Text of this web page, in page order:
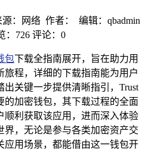
源：网络 作者： 编辑：qbadmin
：726 评论：0
包下载全指南展开，旨在助力用
旅程，详细的下载指南能为用户
出关键一步提供清晰指引，Trust
的加密钱包，其下载过程的全面
顺利获取该应用，进而深入体验
界，无论是参与各类加密资产交
应用场景，都能借由这一钱包开